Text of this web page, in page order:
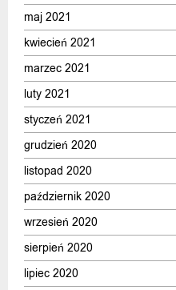
maj 2021
kwiecień 2021
marzec 2021
luty 2021
styczeń 2021
grudzień 2020
listopad 2020
październik 2020
wrzesień 2020
sierpień 2020
lipiec 2020